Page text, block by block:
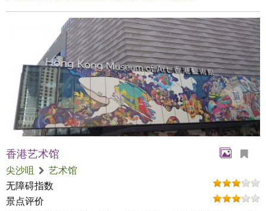
香港艺术馆
尖沙咀
艺术馆
无障碍指数
景点评价